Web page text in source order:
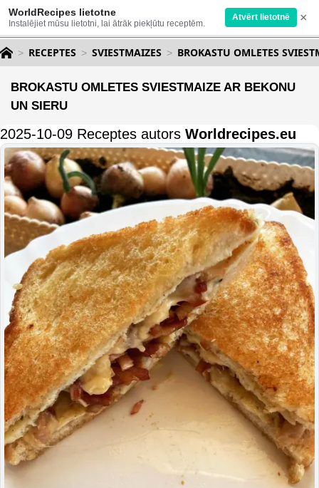
WorldRecipes lietotne
Instalējiet mūsu lietotni, lai ātrāk piekļūtu receptēm.
Atvērt lietotnē ×
RECEPTES SVIESTMAIZES BROKASTU OMLETES
BROKASTU OMLETES SVIESTMAIZE AR BEKONU
UN SIERU
2025-10-09 Receptes autors Worldrecipes.eu